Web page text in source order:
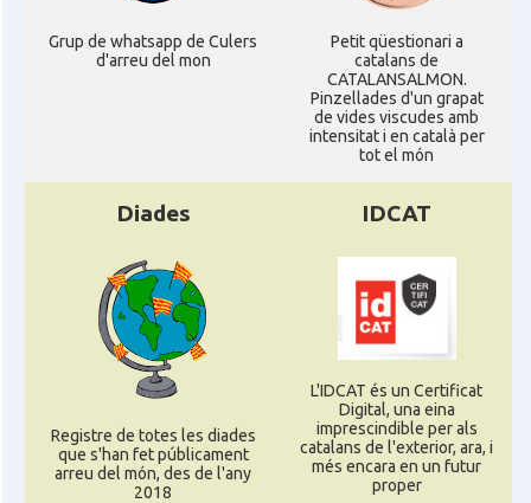
Consolat Consolat general a Dusseldorf
Consolat general a Frankfurt am
Main
Consolat Consolat general a Hamburg
Consolat
Consolat general a Munich
[München]
Consolat
Ambaixada Ambaixada espanyola a Alemanya
* + ambaixades i consolats
Grup de whatsapp de Culers
d'arreu del mon
Petit qüestionari a
catalans de
CATALANSALMON.
Pinzellades d'un grapat
de vides viscudes amb
intensitat i en català per
tot el món
Diades
Registre de totes les diades
que s'han fet públicament
arreu del món, des de l'any
2018
IDCAT
L'IDCAT és un Certificat
Digital, una eina
imprescindible per als
catalans de l'exterior, ara, i
més encara en un futur
proper